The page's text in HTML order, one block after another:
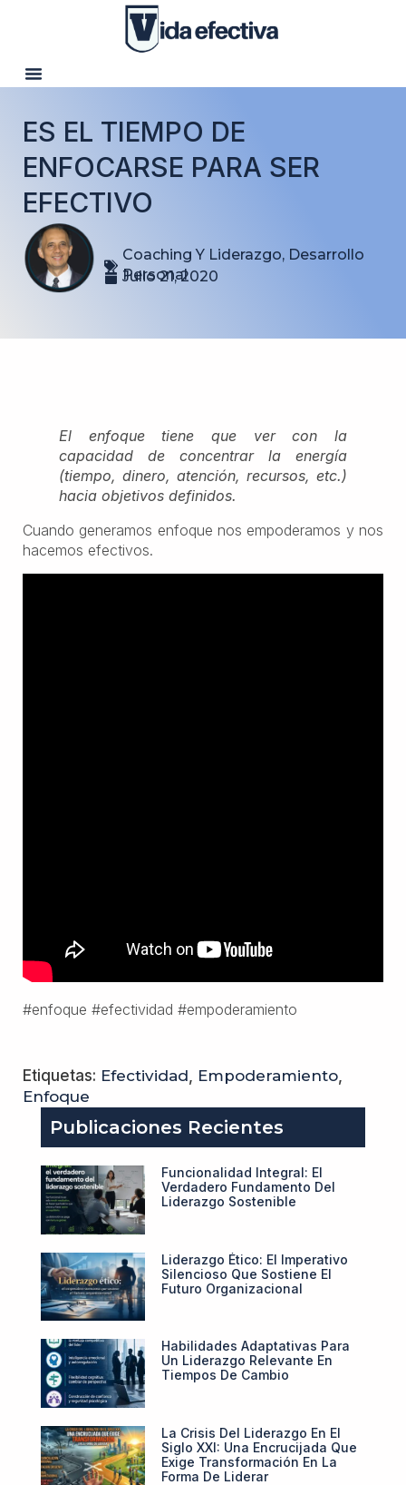
ES EL TIEMPO DE
ENFOCARSE PARA SER
EFECTIVO
Coaching Y Liderazgo, Desarrollo
Personal
Julio 21, 2020
El enfoque tiene que ver con la
capacidad de concentrar la energía
(tiempo, dinero, atención, recursos, etc.)
hacia objetivos definidos.
Cuando generamos enfoque nos empoderamos y nos
hacemos efectivos.
#enfoque #efectividad #empoderamiento
Etiquetas: Efectividad Empoderamiento
Enfoque
Publicaciones Recientes
Funcionalidad Integral: El
Verdadero Fundamento Del
Liderazgo Sostenible
Liderazgo Ético: El Imperativo
Silencioso Que Sostiene El
Futuro Organizacional
Habilidades Adaptativas Para
Un Liderazgo Relevante En
Tiempos De Cambio
La Crisis Del Liderazgo En El
Siglo XXI: Una Encrucijada Que
Exige Transformación En La
Forma De Liderar